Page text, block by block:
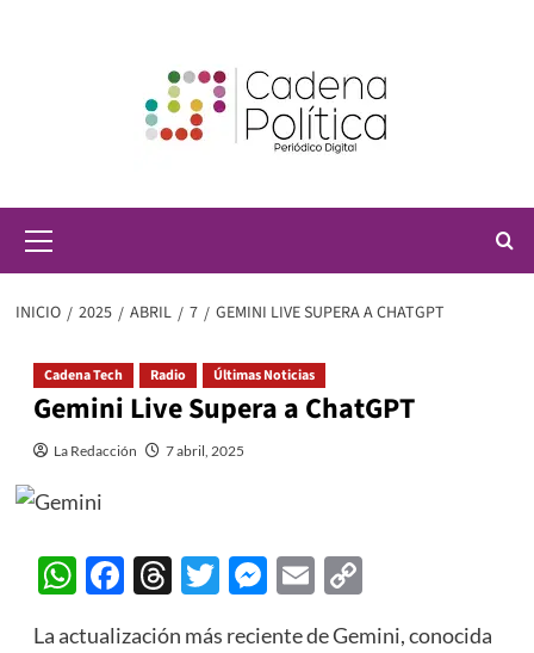
principal
INICIO 2025 ABRIL 7 GEMINI LIVE SUPERA A CHATGPT
Cadena Tech Radio Últimas Noticias
Gemini Live Supera a ChatGPT
La Redacción 7 abril, 2025
WhatsApp
Facebook
Threads
Twitter
Messenger
EmailCopy
La actualización más reciente de Gemini, conocida